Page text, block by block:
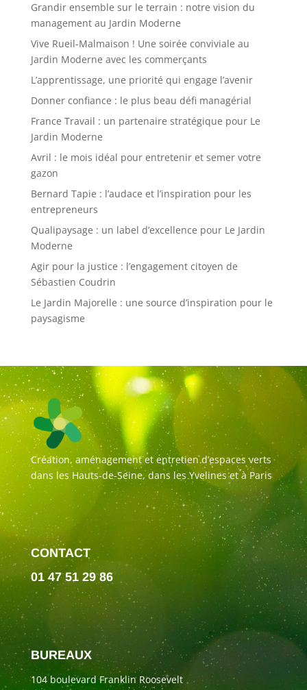
Grandir ensemble sur le terrain : notre vision du
management au Jardin Moderne
Vive Rueil-Malmaison ! Une soirée conviviale au
Jardin Moderne avec les commerçants
L’apprentissage, une priorité qui engage l’avenir
Donner confiance : le plus beau défi managérial
France Travail : un partenaire stratégique pour Le
Jardin Moderne
Avril : le mois idéal pour entretenir et semer votre
gazon
Bernard Tapie : l’audace et l’inspiration pour les
entrepreneurs
Qualipaysage : un label d’excellence pour Le Jardin
Moderne
Agir pour la justice : l’engagement citoyen de
Sébastien Coudrin
Le Jardin Majorelle : une source d’inspiration pour le
paysagisme
Création, aménagement et entretien d’espaces verts
dans les Hauts-de-Seine, dans les Yvelines et à Paris
CONTACT
01 47 51 29 86
BUREAUX
104 boulevard Franklin Roosevelt